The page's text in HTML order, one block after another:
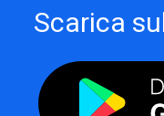
Scarica